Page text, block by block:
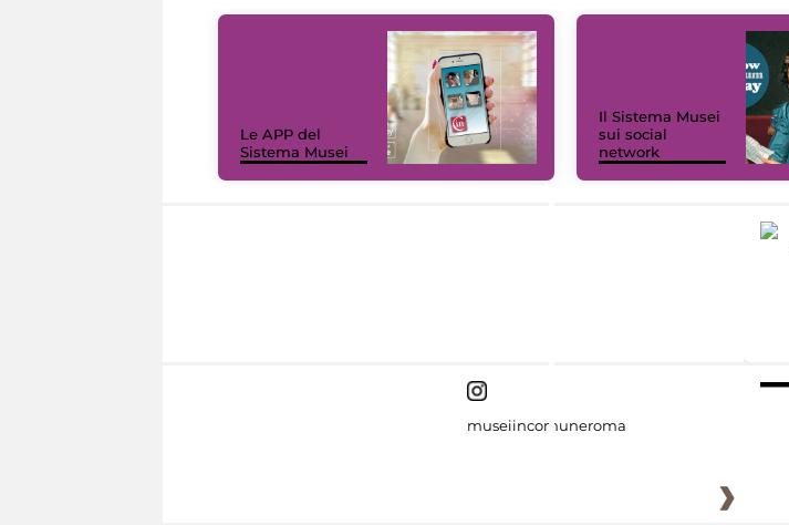
Le APP del
Sistema Musei
Il Sistema Musei
sui social
network
museiincomuneroma